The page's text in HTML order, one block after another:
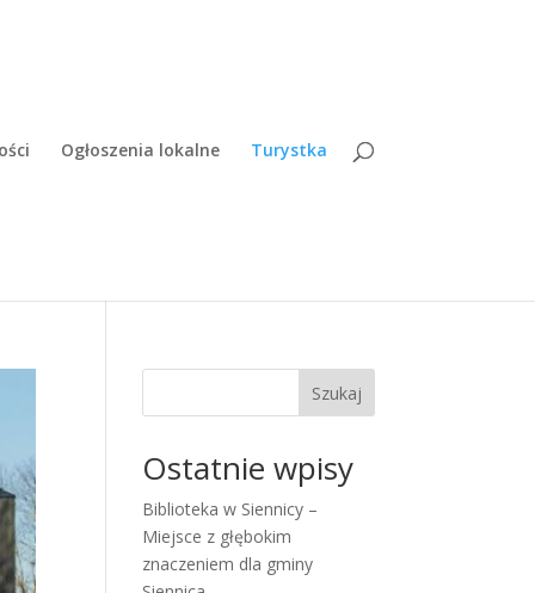
Ogłoszenia lokalne Turystka
Szukaj
Ostatnie wpisy
Biblioteka w Siennicy –
Miejsce z głębokim
znaczeniem dla gminy